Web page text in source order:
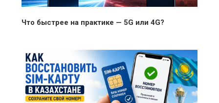
Что быстрее на практике — 5G или 4G?